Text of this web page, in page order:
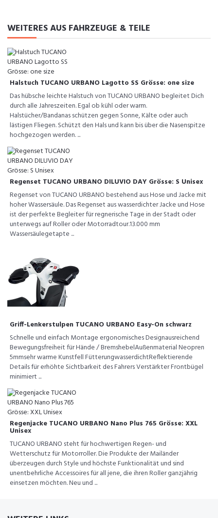
WEITERES AUS FAHRZEUGE & TEILE
Halstuch TUCANO URBANO Lagotto SS Grösse: one size
Das hübsche leichte Halstuch von TUCANO URBANO begleitet Dich
durch alle Jahreszeiten. Egal ob kühl oder warm.
Halstücher/Bandanas schützen gegen Sonne, Kälte oder auch
lästigen Fliegen. Schützt den Hals und kann bis über die Nasenspitze
hochgezogen werden. ...
Regenset TUCANO URBANO DILUVIO DAY Grösse: S Unisex
Regenset von TUCANO URBANO bestehend aus Hose und Jacke mit
hoher Wassersäule. Das Regenset aus wasserdichter Jacke und Hose
ist der perfekte Begleiter für regnerische Tage in der Stadt oder
unterwegs auf Roller oder Motorradtour.13.000 mm
Wassersäulegetapte ...
Griff-Lenkerstulpen TUCANO URBANO Easy-On schwarz
Schnelle und einfach Montage ergonomisches Designausreichend
Bewegungsfreiheit für Hände / BremshebelAußenmaterial Neopren
5mmsehr warme Kunstfell FütterungwasserdichtReflektierende
Details für erhöhte Sichtbarkeit des Fahrers Verstärkter Frontbügel
minimiert ...
Regenjacke TUCANO URBANO Nano Plus 765 Grösse: XXL
Unisex
TUCANO URBANO steht für hochwertigen Regen- und
Wetterschutz für Motorroller. Die Produkte der Mailänder
überzeugen durch Style und höchste Funktionalität und sind
unentbehrliche Accessoires für all jene, die ihren Roller ganzjährig
einsetzen möchten. Neu und ...